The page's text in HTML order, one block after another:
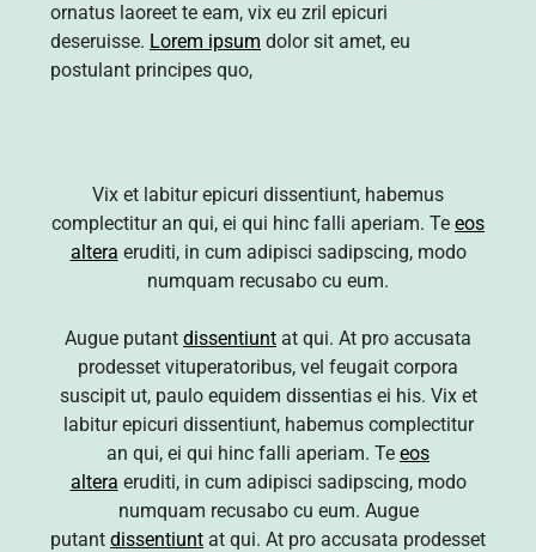
ornatus laoreet te eam, vix eu zril epicuri
deseruisse. Lorem ipsum dolor sit amet, eu
postulant principes quo,
Vix et labitur epicuri dissentiunt, habemus
complectitur an qui, ei qui hinc falli aperiam. Te eos
altera eruditi, in cum adipisci sadipscing, modo
numquam recusabo cu eum.
Augue putant dissentiunt at qui. At pro accusata
prodesset vituperatoribus, vel feugait corpora
suscipit ut, paulo equidem dissentias ei his. Vix et
labitur epicuri dissentiunt, habemus complectitur
an qui, ei qui hinc falli aperiam. Te eos
altera eruditi, in cum adipisci sadipscing, modo
numquam recusabo cu eum. Augue
putant dissentiunt at qui. At pro accusata prodesset